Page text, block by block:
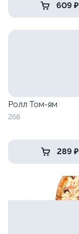
609 ₽
Ролл Том-ям
268
289 ₽